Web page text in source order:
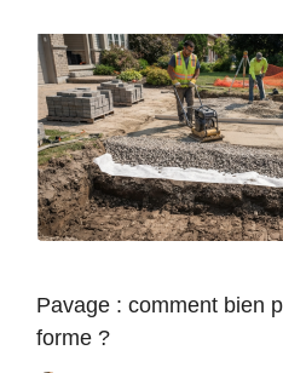
Pavage : comment bien
forme ?